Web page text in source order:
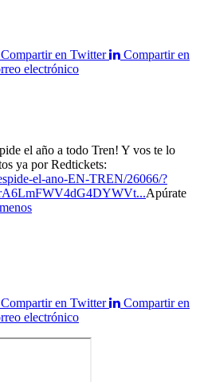
Compartir en Twitter
Compartir en
electrónico
el año a todo Tren! Y vos te lo
ya por Redtickets:
el-ano-EN-TREN/26066/?
Apúrate
Compartir en Twitter
Compartir en
electrónico